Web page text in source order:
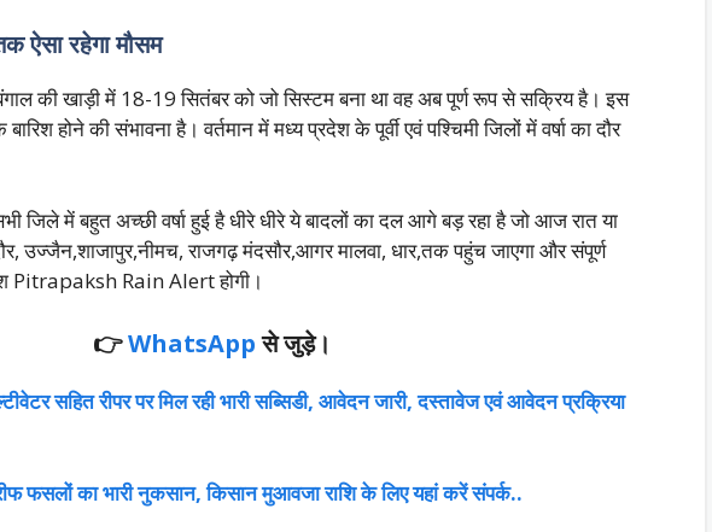
ऐसा रहेगा मौसम
की खाड़ी में 18-19 सितंबर को जो सिस्टम बना था वह अब पूर्ण रूप से सक्रिय है। इस
होने की संभावना है। वर्तमान में मध्य प्रदेश के पूर्वी एवं पश्चिमी जिलों में वर्षा का दौर
जिले में बहुत अच्छी वर्षा हुई है धीरे धीरे ये बादलों का दल आगे बड़ रहा है जो आज रात या
उज्जैन,शाजापुर,नीमच, राजगढ़ मंदसौर,आगर मालवा, धार,तक पहुंच जाएगा और संपूर्ण
Pitrapaksh Rain Alert होगी।
👉WhatsAppसे जुड़े।
सहित रीपर पर मिल रही भारी सब्सिडी, आवेदन जारी, दस्तावेज एवं आवेदन प्रक्रिया
फसलों का भारी नुकसान, किसान मुआवजा राशि के लिए यहां करें संपर्क..